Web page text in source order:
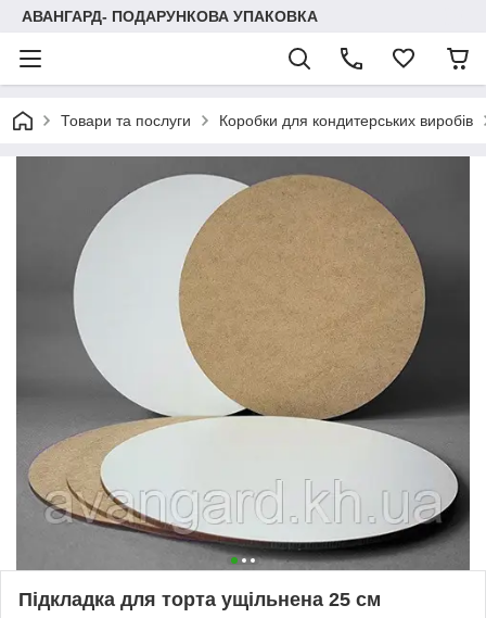
АВАНГАРД- ПОДАРУНКОВА УПАКОВКА
Товари та послуги Коробки для кондитерських виробів
Підкладка для торта ущільнена 25 см